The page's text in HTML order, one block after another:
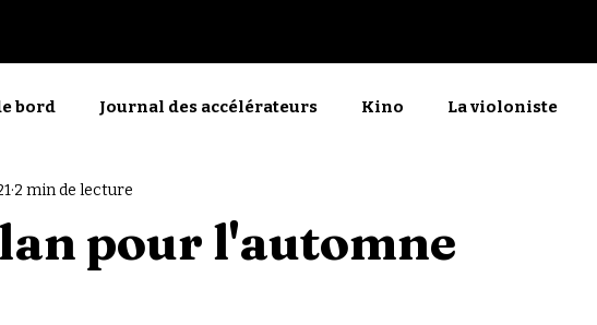
bord Journal des accélérateurs Kino La violoniste
La manifestante découragée
pour l'automne
2 min de lecture